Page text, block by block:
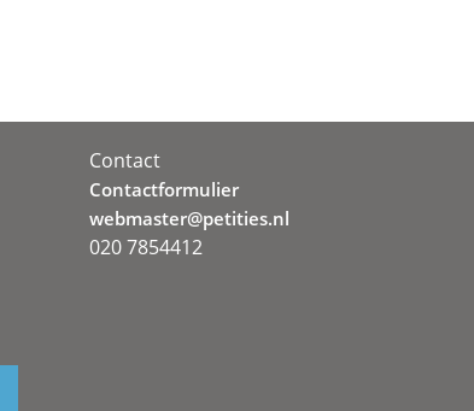
Contact
Contactformulier
webmaster@petities.nl
020 7854412